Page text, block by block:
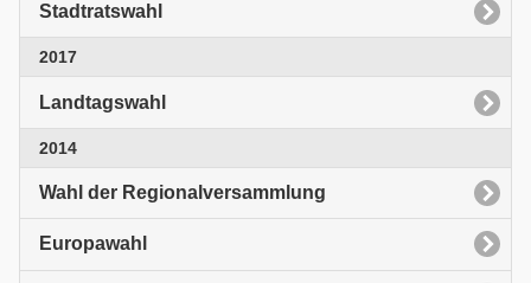
Stadtratswahl
2017
Landtagswahl
2014
Wahl der Regionalversammlung
Europawahl